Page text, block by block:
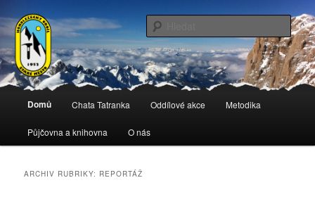
k
hlavnímu
obsahu
webu
k
obsahu
postranního
paneluHO Staré Město
Staré Město
Domů Chata Tatranka Oddílové akce Metodika
Půjčovna a knihovna O nás
ARCHIV RUBRIKY: REPORTÁŽ